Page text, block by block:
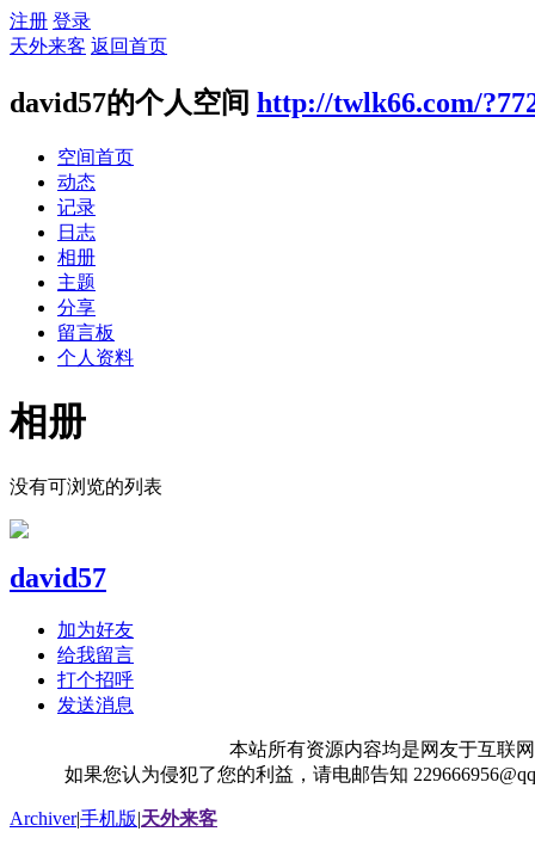
注册 登录
天外来客 返回首页
david57的个人空间 http://twlk66.com/
空间首页
动态
记录
日志
相册
主题
分享
留言板
个人资料
相册
没有可浏览的列表
david57
加为好友
给我留言
打个招呼
发送消息
本站所有资源内容均是网友于互联
如果您认为侵犯了您的利益，请电邮告知
Archiver|手机版|天外来客